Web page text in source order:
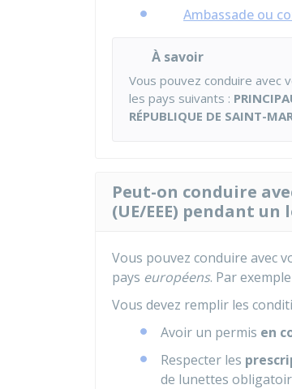
Ambassade ou
À savoir
Vous pouvez conduire avec
les pays suivants :
RÉPUBLIQUE DE SAINT-
Peut-on conduire
(UE/EEE) pendant un
Vous pouvez conduire avec
pays européens. Par
Vous devez remplir les
Avoir un permis en
Respecter les
de lunettes